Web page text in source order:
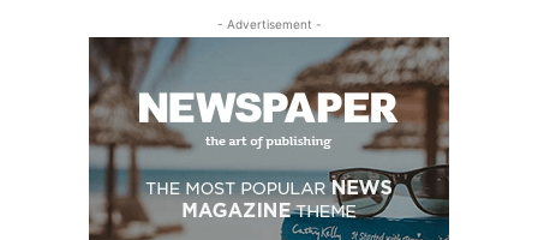
- Advertisement -